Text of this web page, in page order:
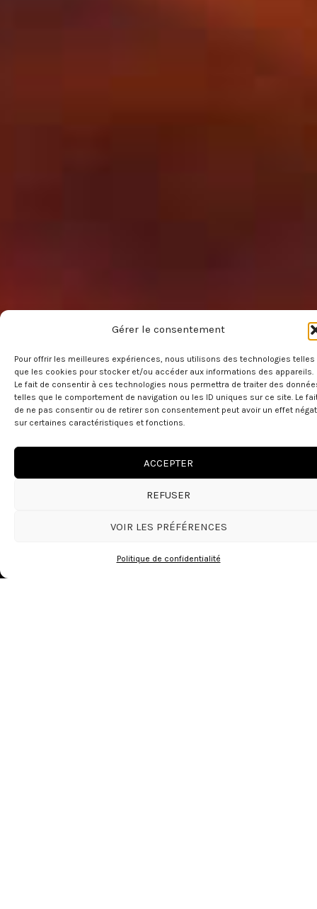
Gérer le consentement
Pour offrir les meilleures expériences, nous utilisons des technologies telles
que les cookies pour stocker et/ou accéder aux informations des appareils.
Le fait de consentir à ces technologies nous permettra de traiter des
telles que le comportement de navigation ou les ID uniques sur ce site. Le
de ne pas consentir ou de retirer son consentement peut avoir un effet
sur certaines caractéristiques et fonctions.
ACCEPTER
REFUSER
VOIR LES PRÉFÉRENCES
Politique de confidentialité